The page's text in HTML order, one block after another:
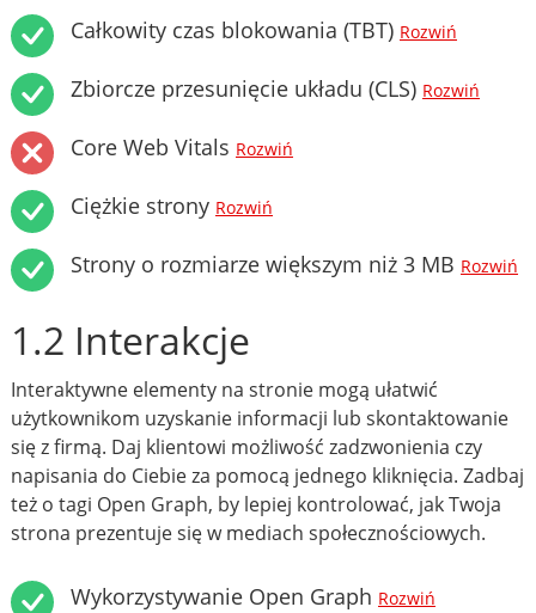
Całkowity czas blokowania (TBT) Rozwiń
Zbiorcze przesunięcie układu (CLS) Rozwiń
Core Web Vitals Rozwiń
Ciężkie strony Rozwiń
Strony o rozmiarze większym niż 3 MB Rozwiń
1.2 Interakcje
Interaktywne elementy na stronie mogą ułatwić
użytkownikom uzyskanie informacji lub skontaktowanie
się z firmą. Daj klientowi możliwość zadzwonienia czy
napisania do Ciebie za pomocą jednego kliknięcia. Zadbaj
też o tagi Open Graph, by lepiej kontrolować, jak Twoja
strona prezentuje się w mediach społecznościowych.
Wykorzystywanie Open Graph Rozwiń